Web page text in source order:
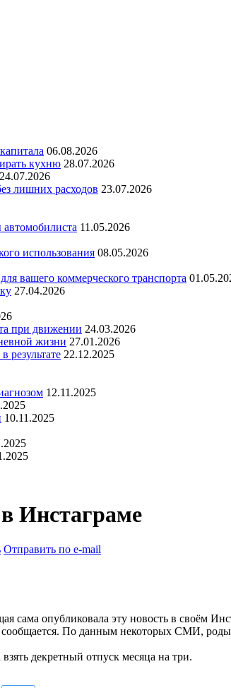
06.08.2026
кухню 28.07.2026
24.07.2026
лишних расходов 23.07.2026
11.05.2026
использования 08.05.2026
вашего коммерческого транспорта
27.04.2026
при движении 24.03.2026
жизни 27.01.2026
результате 22.12.2025
12.11.2025
10.11.2025
Инстаграме
Отправить по e-mail
сама опубликовала эту новость в своём
По данным некоторых СМИ,
декретный отпуск месяца на три.